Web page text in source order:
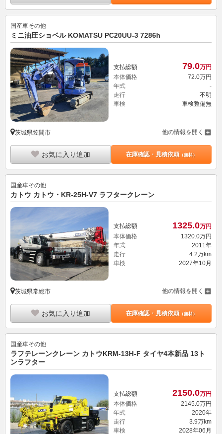
国産車その他
ミニ油圧ショベル KOMATSU PC20UU-3 7286h
支払総額 79.0万円
本体価格
72.0万円
年式
-
走行
不明
車検
車検整備無
茨城県笠間市 他の情報を開く
お気に入り追加 在庫確認・見積依頼（無料）
国産車その他
カトウ カトウ・KR-25H-V7 ラフタークレーン
支払総額 1325.0万円
本体価格
1320. 0万円
年式
2011年
走行
4.2万km
車検
2027年10月
茨城県常総市 他の情報を開く
お気に入り追加 在庫確認・見積依頼（無料）
国産車その他
ラフテレーンクレーン カトウKRM-13H-F タイヤ4本新品 13ト
ンラフター
支払総額 2150.0万円
本体価格
2145.0万円
年式
2020年
走行
3.9万km
車検
2028年06月